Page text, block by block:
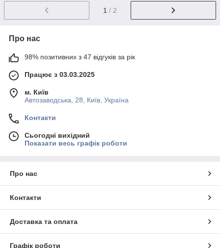
1 / 2
Про нас
98% позитивних з 47 відгуків за рік
Працює з 03.03.2025
м. Київ
Автозаводська, 28, Київ, Україна
Контакти
Сьогодні вихідний
Показати весь графік роботи
Про нас
Контакти
Доставка та оплата
Графік роботи